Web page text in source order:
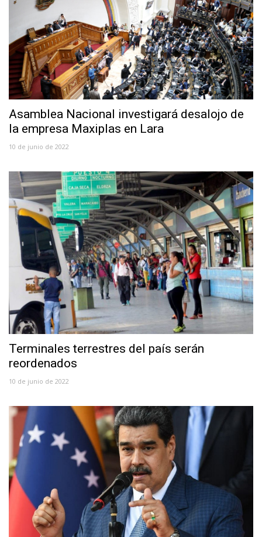
Asamblea Nacional investigará desalojo de
la empresa Maxiplas en Lara
10 de junio de 2022
Terminales terrestres del país serán
reordenados
10 de junio de 2022